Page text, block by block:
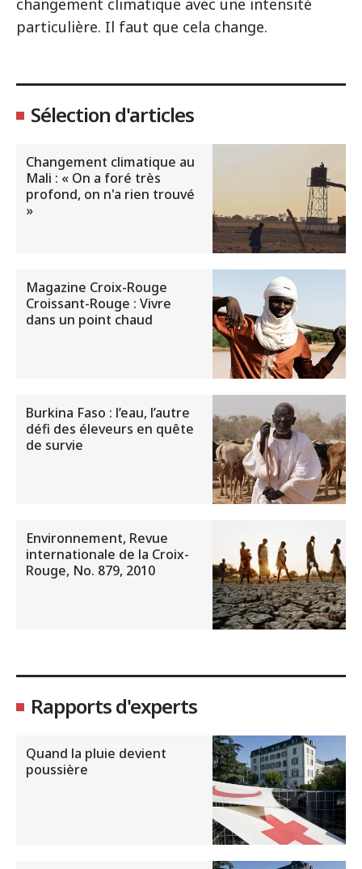
changement climatique avec une intensité
particulière. Il faut que cela change.
Sélection d'articles
Changement climatique au
Mali : « On a foré très
profond, on n'a rien trouvé
»
Magazine Croix-Rouge
Croissant-Rouge : Vivre
dans un point chaud
Burkina Faso : l’eau, l’autre
défi des éleveurs en quête
de survie
Environnement, Revue
internationale de la Croix-
Rouge, No. 879, 2010
Rapports d'experts
Quand la pluie devient
poussière